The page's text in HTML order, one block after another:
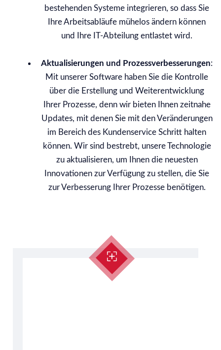
bestehenden Systeme integrieren, so dass Sie
Ihre Arbeitsabläufe mühelos ändern können
und Ihre IT-Abteilung entlastet wird.
Aktualisierungen und Prozessverbesserungen:
Mit unserer Software haben Sie die Kontrolle
über die Erstellung und Weiterentwicklung
Ihrer Prozesse, denn wir bieten Ihnen zeitnahe
Updates, mit denen Sie mit den Veränderungen
im Bereich des Kundenservice Schritt halten
können. Wir sind bestrebt, unsere Technologie
zu aktualisieren, um Ihnen die neuesten
Innovationen zur Verfügung zu stellen, die Sie
zur Verbesserung Ihrer Prozesse benötigen.